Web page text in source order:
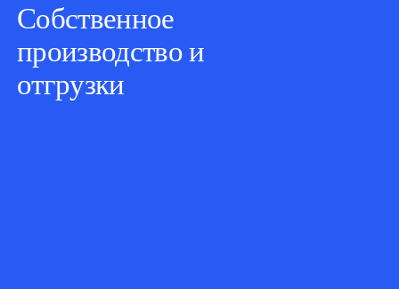
Собственное
производство и
отгрузки